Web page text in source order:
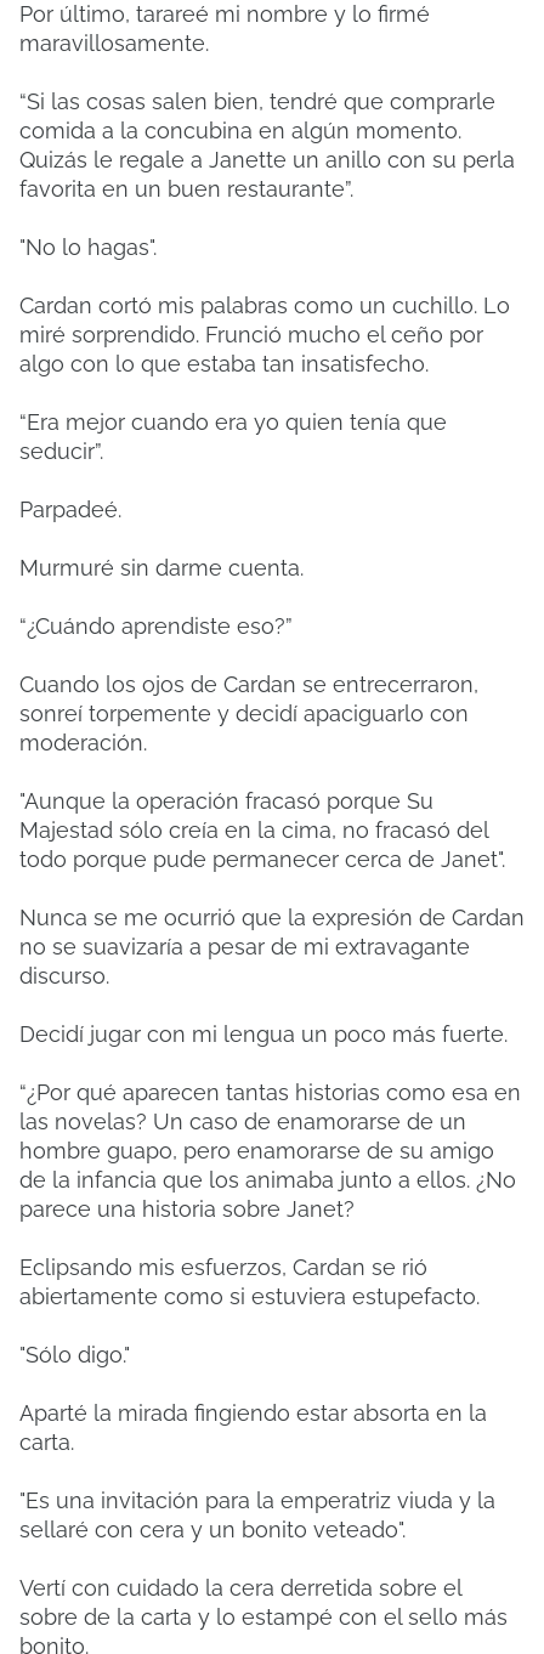
Por último, tarareé mi nombre y lo firmé
maravillosamente.
“Si las cosas salen bien, tendré que comprarle
comida a la concubina en algún momento.
Quizás le regale a Janette un anillo con su perla
favorita en un buen restaurante”.
"No lo hagas".
Cardan cortó mis palabras como un cuchillo. Lo
miré sorprendido. Frunció mucho el ceño por
algo con lo que estaba tan insatisfecho.
“Era mejor cuando era yo quien tenía que
seducir”.
Parpadeé.
Murmuré sin darme cuenta.
“¿Cuándo aprendiste eso?”
Cuando los ojos de Cardan se entrecerraron,
sonreí torpemente y decidí apaciguarlo con
moderación.
"Aunque la operación fracasó porque Su
Majestad sólo creía en la cima, no fracasó del
todo porque pude permanecer cerca de Janet".
Nunca se me ocurrió que la expresión de Cardan
no se suavizaría a pesar de mi extravagante
discurso.
Decidí jugar con mi lengua un poco más fuerte.
“¿Por qué aparecen tantas historias como esa en
las novelas? Un caso de enamorarse de un
hombre guapo, pero enamorarse de su amigo
de la infancia que los animaba junto a ellos. ¿No
parece una historia sobre Janet?
Eclipsando mis esfuerzos, Cardan se rió
abiertamente como si estuviera estupefacto.
"Sólo digo."
Aparté la mirada fingiendo estar absorta en la
carta.
"Es una invitación para la emperatriz viuda y la
sellaré con cera y un bonito veteado".
Vertí con cuidado la cera derretida sobre el
sobre de la carta y lo estampé con el sello más
bonito.